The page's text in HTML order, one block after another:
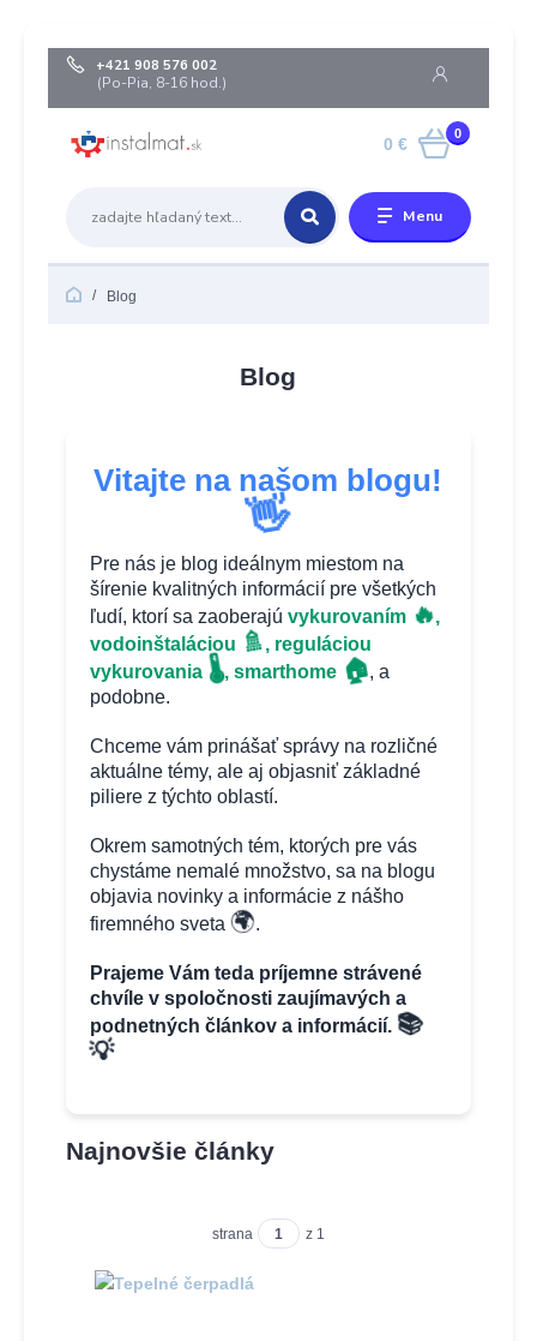
Menu
+421 908 576 002
(Po-Pia, 8-16 hod.)
0
0 €
Blog
Blog
Vitajte na našom blogu!
👋
Pre nás je blog ideálnym miestom na
šírenie kvalitných informácií pre všetkých
ľudí, ktorí sa zaoberajú vykurovaním 🔥,
vodoinštaláciou 🚿, reguláciou
vykurovania 🌡️, smarthome 🏠, a
podobne.
Chceme vám prinášať správy na rozličné
aktuálne témy, ale aj objasniť základné
piliere z týchto oblastí.
Okrem samotných tém, ktorých pre vás
chystáme nemalé množstvo, sa na blogu
objavia novinky a informácie z nášho
firemného sveta 🌍.
Prajeme Vám teda príjemne strávené
chvíle v spoločnosti zaujímavých a
podnetných článkov a informácií. 📚
💡
Najnovšie články
strana z 1